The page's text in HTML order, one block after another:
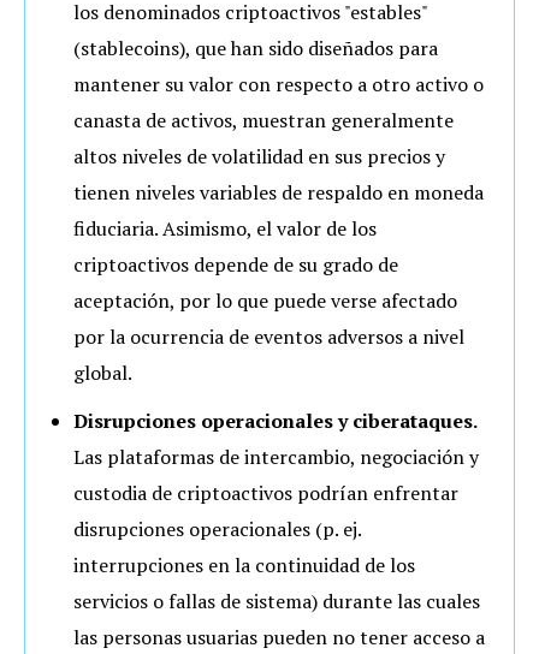
los denominados criptoactivos "estables"
(stablecoins), que han sido diseñados para
mantener su valor con respecto a otro activo o
canasta de activos, muestran generalmente
altos niveles de volatilidad en sus precios y
tienen niveles variables de respaldo en moneda
fiduciaria. Asimismo, el valor de los
criptoactivos depende de su grado de
aceptación, por lo que puede verse afectado
por la ocurrencia de eventos adversos a nivel
global.
Disrupciones operacionales y ciberataques.
Las plataformas de intercambio, negociación y
custodia de criptoactivos podrían enfrentar
disrupciones operacionales (p. ej.
interrupciones en la continuidad de los
servicios o fallas de sistema) durante las cuales
las personas usuarias pueden no tener acceso a